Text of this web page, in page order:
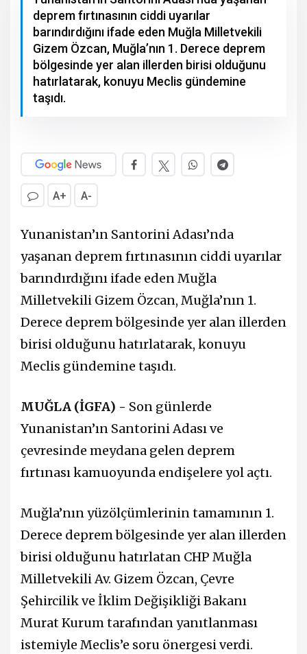
deprem fırtınasının ciddi uyarılar
barındırdığını ifade eden Muğla Milletvekili
Gizem Özcan, Muğla’nın 1. Derece deprem
bölgesinde yer alan illerden birisi olduğunu
hatırlatarak, konuyu Meclis gündemine
taşıdı.
A+ A-
Yunanistan’ın Santorini Adası’nda
yaşanan deprem fırtınasının ciddi uyarılar
barındırdığını ifade eden Muğla
Milletvekili Gizem Özcan, Muğla’nın 1.
Derece deprem bölgesinde yer alan illerden
birisi olduğunu hatırlatarak, konuyu
Meclis gündemine taşıdı.
MUĞLA (İGFA) - Son günlerde
Yunanistan’ın Santorini Adası ve
çevresinde meydana gelen deprem
fırtınası kamuoyunda endişelere yol açtı.
Muğla’nın yüzölçümlerinin tamamının 1.
Derece deprem bölgesinde yer alan illerden
birisi olduğunu hatırlatan CHP Muğla
Milletvekili Av. Gizem Özcan, Çevre
Şehircilik ve İklim Değişikliği Bakanı
Murat Kurum tarafından yanıtlanması
istemiyle Meclis’e soru önergesi verdi.